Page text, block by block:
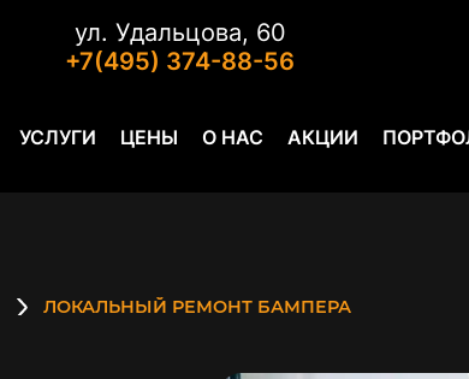
ул. Удальцова, 60
+7(495) 374-88-56
УСЛУГИ ЦЕНЫ О НАС АКЦИИ
ЛОКАЛЬНЫЙ РЕМОНТ БАМПЕРА